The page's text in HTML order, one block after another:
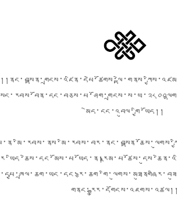
Berkeley)དུ་གནས་སྤོས་
མེད་ངང་འབུལ་གྱི་ཡོད།།
གནང་རྒྱུར་དགོངས་འཇགས་འཚལ།།